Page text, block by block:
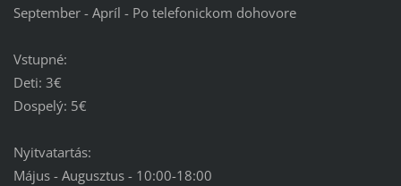
September - Apríl - Po telefonickom dohovore
Vstupné:
Deti: 3€
Dospelý: 5€
Nyitvatartás:
Május - Augusztus - 10:00-18:00